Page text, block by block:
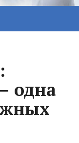
одна